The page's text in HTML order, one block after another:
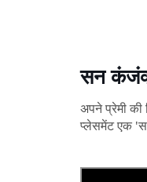
सन
अपने प्रेमी की
प्लेसमेंट एक